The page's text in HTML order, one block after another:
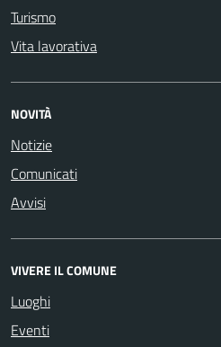
Turismo
Vita lavorativa
NOVITÀ
Notizie
Comunicati
Avvisi
VIVERE IL COMUNE
Luoghi
Eventi